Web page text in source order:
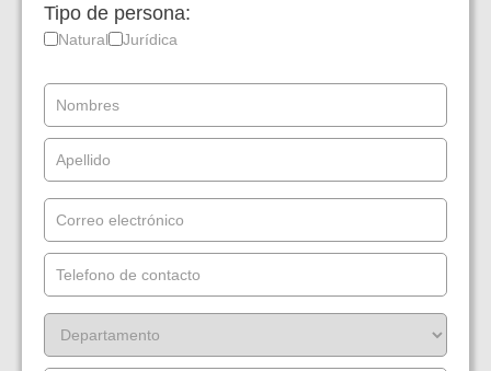
Tipo de persona:
Natural Jurídica